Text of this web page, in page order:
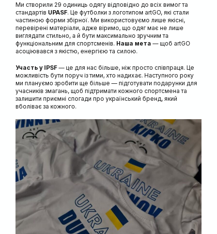
Ми створили 29 одиниць одягу відповідно до всіх вимог та
стандартів UPASF. Це футболки з логотипом artGO, які стали
частиною форми збірної. Ми використовуємо лише якісні,
перевірені матеріали, адже віримо, що одяг має не лише
виглядати стильно, а й бути максимально зручним та
функціональним для спортсменів. Наша мета — щоб artGO
асоціювався з якістю, енергією та силою.
Участь у IPSF— це для нас більше, ніж просто співпраця. Це
можливість бути поруч із тими, хто надихає. Наступного року
ми плануємо зробити ще більше — підготувати подарунки для
учасників змагань, щоб підтримати кожного спортсмена та
залишити приємні спогади про український бренд, який
вболіває за кожного.